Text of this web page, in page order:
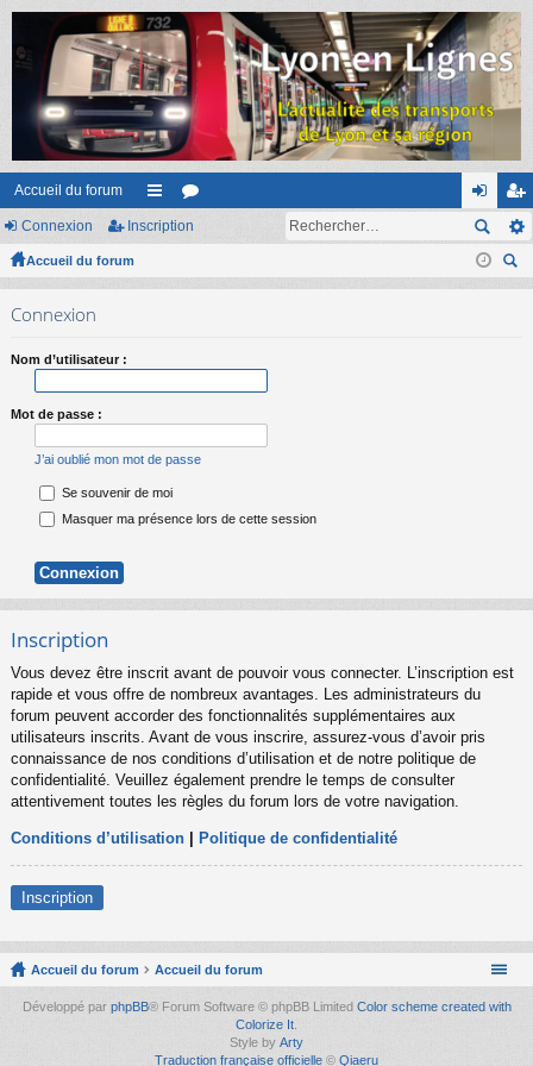
Accueil du forum
ac
s
or on
ne
ns
cri
Connexion Inscription
Accueil du forum
ec
Connexion
Nom d’utilisateur :
Mot de passe :
J’ai oublié mon mot de passe
Se souvenir de moi
Masquer ma présence lors de cette session
Inscription
Vous devez être inscrit avant de pouvoir vous connecter. L’inscription est
rapide et vous offre de nombreux avantages. Les administrateurs du
forum peuvent accorder des fonctionnalités supplémentaires aux
utilisateurs inscrits. Avant de vous inscrire, assurez-vous d’avoir pris
connaissance de nos conditions d’utilisation et de notre politique de
confidentialité. Veuillez également prendre le temps de consulter
attentivement toutes les règles du forum lors de votre navigation.
Conditions d’utilisation Politique de confidentialité
Inscription
Accueil du forum Accueil du forum
Développé par phpBB® Forum Software © phpBB Limited Color scheme created with
Colorize It.
Style by Arty
Traduction française officielle © Qiaeru